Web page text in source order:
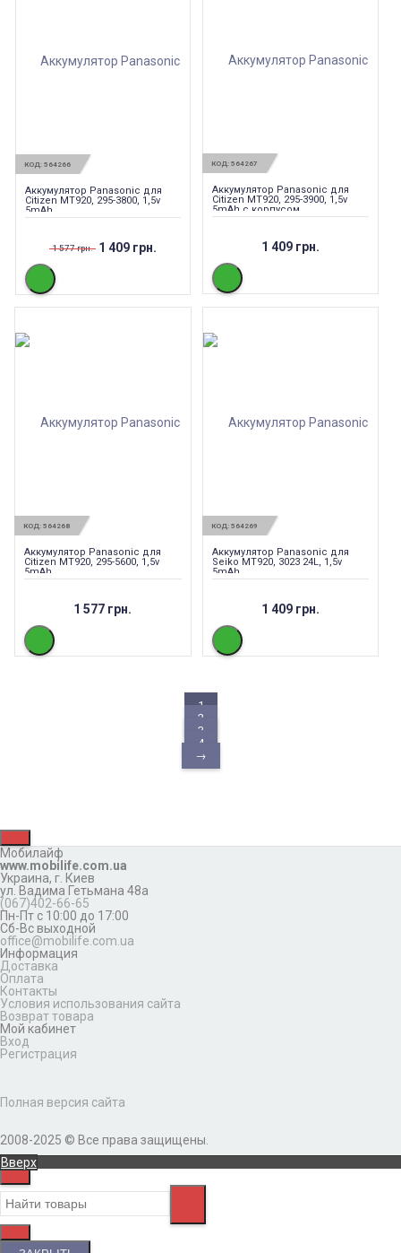
КОД: 564266
Аккумулятор Panasonic для
Citizen MT920, 295-3800, 1,5v
5mAh
1 577 грн. 1 409 грн.
КОД: 564267
Аккумулятор Panasonic для
Citizen MT920, 295-3900, 1,5v
5mAh с корпусом
1 409 грн.
КОД: 564268
Аккумулятор Panasonic для
Citizen MT920, 295-5600, 1,5v
5mAh
1 577 грн.
КОД: 564269
Аккумулятор Panasonic для
Seiko MT920, 3023 24L, 1,5v
5mAh
1 409 грн.
1
2
3
4
→
Мобилайф
www.mobilife.com.ua
Украина, г. Киев
ул. Вадима Гетьмана 48а
(067)402-66-65
Пн-Пт с 10:00 до 17:00
Сб-Вс выходной
office@mobilife.com.ua
Информация
Доставка
Оплата
Контакты
Условия использования сайта
Возврат товара
Мой кабинет
Вход
Регистрация
Полная версия сайта
2008-2025 © Все права защищены.
Вверх